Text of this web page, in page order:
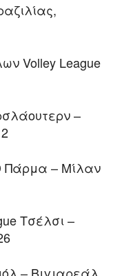
Volley League
–
Πάρμα – Μίλαν
Τσέλσι –